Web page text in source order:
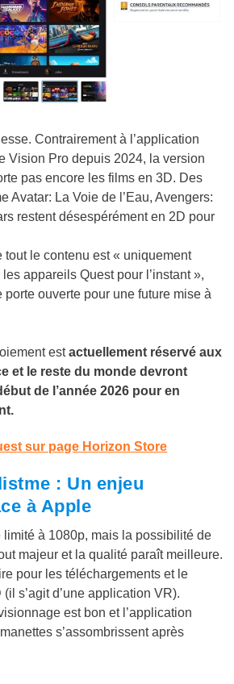
Contrairement à l’application
Vision Pro depuis 2024, la version
pas encore les films en 3D. Des
Avatar: La Voie de l’Eau,Avengers:
restent désespérément en 2D pour
tout le contenu est « uniquement
appareils Quest pour l’instant »,
porte ouverte pour une future mise à
estactuellement réservé aux
et le reste du monde devront
de l’année 2026 pour en
sur page Horizon Store
: Un enjeu
à Apple
limité à 1080p, mais la possibilité de
majeur et la qualité paraît meilleure.
pour les téléchargements et le
s’agit d’une application VR).
est bon et l’application
s’assombrissent après